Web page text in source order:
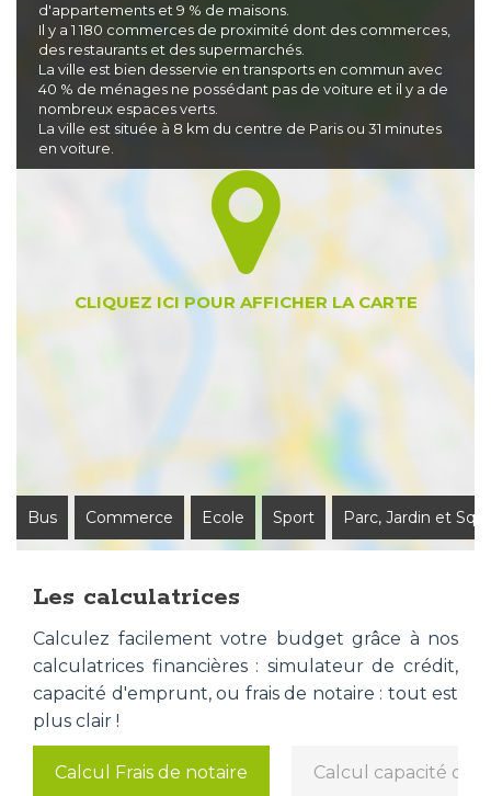
d'appartements et 9 % de maisons.
Il y a 1 180 commerces de proximité dont des commerces,
des restaurants et des supermarchés.
La ville est bien desservie en transports en commun avec
40 % de ménages ne possédant pas de voiture et il y a de
nombreux espaces verts.
La ville est située à 8 km du centre de Paris ou 31 minutes
en voiture.
Bus Commerce Ecole Sport Parc, Jardin et
Les calculatrices
Calculez facilement votre budget grâce à nos
calculatrices financières : simulateur de crédit,
capacité d'emprunt, ou frais de notaire : tout est
plus clair !
Calcul Frais de notaire Calcul capacité